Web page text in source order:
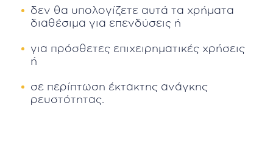
δεν θα υπολογίζετε αυτά τα χρήματα
διαθέσιμα για επενδύσεις ή
για πρόσθετες επιχειρηματικές χρήσεις
ή
σε περίπτωση έκτακτης ανάγκης
ρευστότητας.